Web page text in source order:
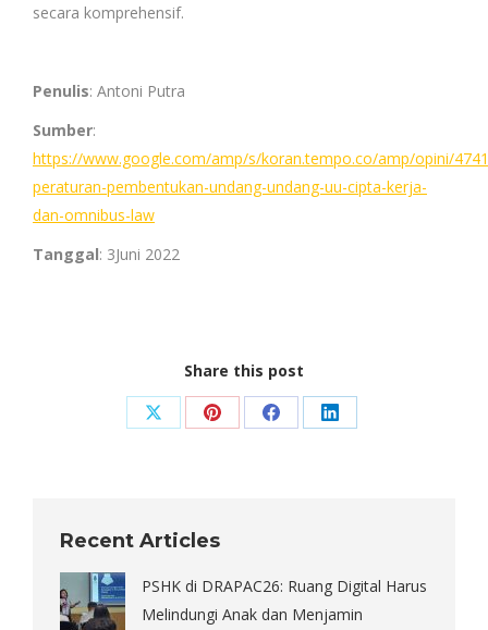
secara komprehensif.
Penulis: Antoni Putra
Sumber:
https://www.google.com/amp/s/koran.tempo.co/amp/opini/
peraturan-pembentukan-undang-undang-uu-cipta-kerja-
dan-omnibus-law
Tanggal: 3Juni 2022
Share this post
Share Share Share Share
Recent Articles
PSHK di DRAPAC26: Ruang Digital Harus
Melindungi Anak dan Menjamin